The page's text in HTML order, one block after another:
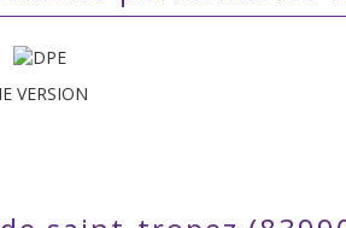
VERSION